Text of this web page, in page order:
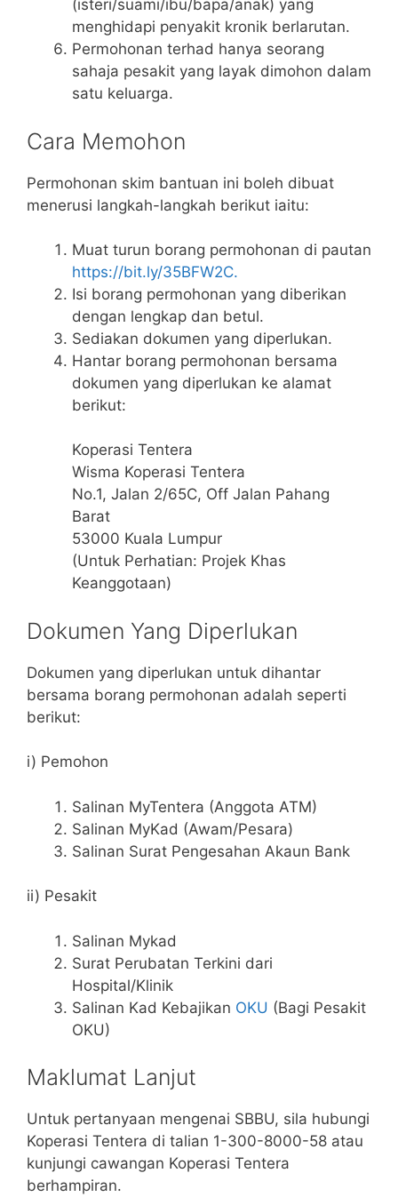
(isteri/suami/ibu/bapa/anak) yang
menghidapi penyakit kronik berlarutan.
Permohonan terhad hanya seorang
sahaja pesakit yang layak dimohon dalam
satu keluarga.
Cara Memohon
Permohonan skim bantuan ini boleh dibuat
menerusi langkah-langkah berikut iaitu:
Muat turun borang permohonan di pautan
https://bit.ly/35BFW2C.
Isi borang permohonan yang diberikan
dengan lengkap dan betul.
Sediakan dokumen yang diperlukan.
Hantar borang permohonan bersama
dokumen yang diperlukan ke alamat
berikut:
Koperasi Tentera
Wisma Koperasi Tentera
No.1, Jalan 2/65C, Off Jalan Pahang
Barat
53000 Kuala Lumpur
(Untuk Perhatian: Projek Khas
Keanggotaan)
Dokumen Yang Diperlukan
Dokumen yang diperlukan untuk dihantar
bersama borang permohonan adalah seperti
berikut:
i) Pemohon
Salinan MyTentera (Anggota ATM)
Salinan MyKad (Awam/Pesara)
Salinan Surat Pengesahan Akaun Bank
ii) Pesakit
Salinan Mykad
Surat Perubatan Terkini dari
Hospital/Klinik
Salinan Kad Kebajikan OKU (Bagi Pesakit
OKU)
Maklumat Lanjut
Untuk pertanyaan mengenai SBBU, sila hubungi
Koperasi Tentera di talian 1-300-8000-58 atau
kunjungi cawangan Koperasi Tentera
berhampiran.